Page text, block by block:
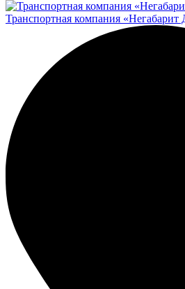
Транспортная компания «Негабарит